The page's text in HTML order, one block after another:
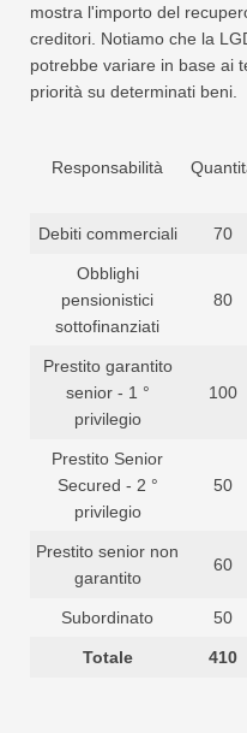
mostra l'importo del
creditori. Notiamo che la
potrebbe variare in base ai
priorità su determinati beni.
Responsabilità
Debiti commerciali 70
Obblighi
pensionistici
sottofinanziati
80
Prestito garantito
senior - 1 °
privilegio
100
Prestito Senior
Secured - 2 °
privilegio
50
Prestito senior non
garantito
60
Subordinato 50
Totale 410